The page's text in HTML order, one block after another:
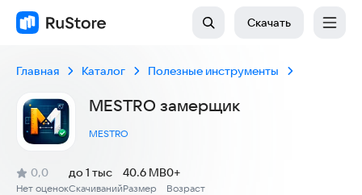
Скачать
Главная Каталог Полезные инструменты
MESTRO замерщик
MESTRO
Рейтинг:
0,0
(
Нет оценок
)
Скачиваний
до 1 тыс
Размер
40.6 MB
Возраст
0+